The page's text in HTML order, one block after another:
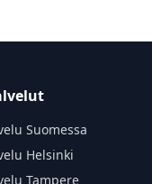
Suomessa
Helsinki
Tampere